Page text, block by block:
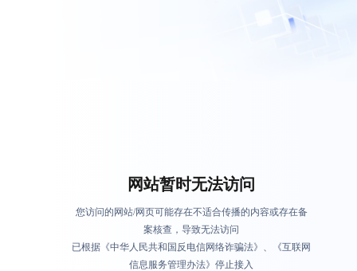
网站暂时无法访问
您访问的网站/网页可能存在不适合传播的内容或存在备
案核查，导致无法访问
已根据《中华人民共和国反电信网络诈骗法》、《互联网
信息服务管理办法》停止接入